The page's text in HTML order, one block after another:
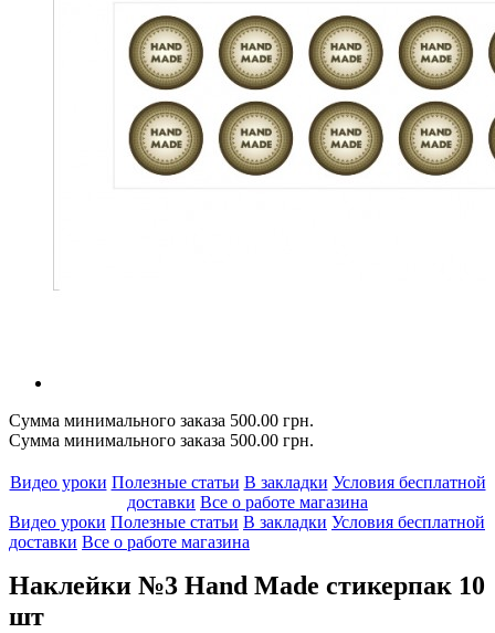
Сумма минимального заказа 500.00 грн.
Сумма минимального заказа 500.00 грн.
Видео уроки Полезные статьи В закладки Условия бесплатной
доставки Все о работе магазина
Видео уроки Полезные статьи В закладки Условия бесплатной
доставки Все о работе магазина
Наклейки №3 Hand Made стикерпак 10
шт